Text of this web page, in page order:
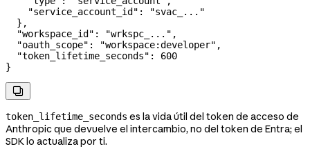
    "service_account_id"
:
"svac_..."
  },
  "workspace_id"
: "wrkspc_..." ,
  "oauth_scope"
: "workspace:developer" ,
  "token_lifetime_seconds"
: 600
}

token_lifetime_seconds es la vida útil del token de acceso de
Anthropic que devuelve el intercambio, no del token de Entra; el
SDK lo actualiza por ti.